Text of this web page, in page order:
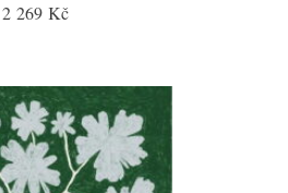
2 269 Kč